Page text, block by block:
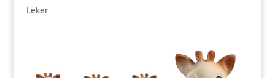
Leker